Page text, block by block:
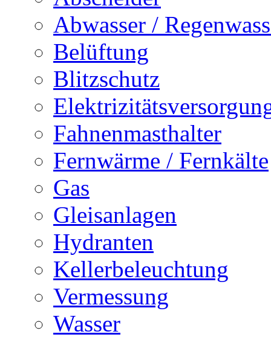
Abwasser /
Belüftung
Blitzschutz
Fahnenmasthalter
Fernwärme / Fernkälte
Gas
Gleisanlagen
Hydranten
Kellerbeleuchtung
Vermessung
Wasser